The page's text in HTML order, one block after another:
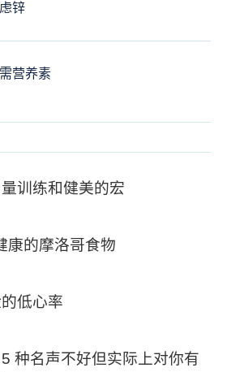
锌
营养素
训练和健美的宏
康的摩洛哥食物
低心率
种名声不好但实际上对你有